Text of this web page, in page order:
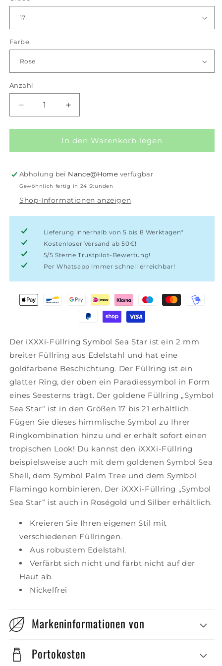
Farbe
Anzahl
Anzahl
Verringere
die
Menge
iXXXi
Symbol
Seestern
mm
Erhöhe
die
Menge
für
iXXXi
Symbol
Seestern
mm
In den Warenkorb legen
Abholung bei Nance@Home verfügbar
Gewöhnlich fertig in 24 Stunden
Shop-Informationen anzeigen
Lieferung innerhalb von 5 bis 8 Werktagen*
Kostenloser Versand ab 50€!
5/5 Sterne Trustpilot-Bewertung!
Per Whatsapp immer schnell erreichbar!
Der iXXXi-Füllring Symbol Sea Star ist ein 2 mm
breiter Füllring aus Edelstahl und hat eine
goldfarbene Beschichtung. Der Füllring ist ein
glatter Ring, der oben ein Paradiessymbol in Form
eines Seesterns trägt. Der goldene Füllring „Symbol
Sea Star“ ist in den Größen 17 bis 21 erhältlich.
Fügen Sie dieses himmlische Symbol zu Ihrer
Ringkombination hinzu und er erhält sofort einen
tropischen Look! Du kannst den iXXXi-Füllring
beispielsweise auch mit dem goldenen Symbol Sea
Shell, dem Symbol Palm Tree und dem Symbol
Flamingo kombinieren. Der iXXXi-Füllring „Symbol
Sea Star“ ist auch in Roségold und Silber erhältlich.
Kreieren Sie Ihren eigenen Stil mit
verschiedenen Füllringen.
Aus robustem Edelstahl.
Verfärbt sich nicht und färbt nicht auf der
Haut ab.
Nickelfrei
Markeninformationen von
Portokosten